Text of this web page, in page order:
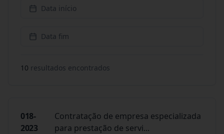
Data início
Data fim
10 resultados encontrados
018-
2023
Contratação de empresa especializada
para prestação de servi...